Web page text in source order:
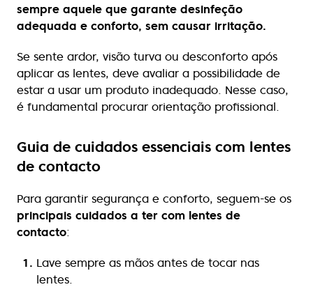
sempre aquele que garante desinfeção
adequada e conforto, sem causar irritação.
Se sente ardor, visão turva ou desconforto após
aplicar as lentes, deve avaliar a possibilidade de
estar a usar um produto inadequado. Nesse caso,
é fundamental procurar orientação profissional.
Guia de cuidados essenciais com lentes
de contacto
Para garantir segurança e conforto, seguem-se os
principais cuidados a ter com lentes de
contacto:
Lave sempre as mãos antes de tocar nas
lentes.